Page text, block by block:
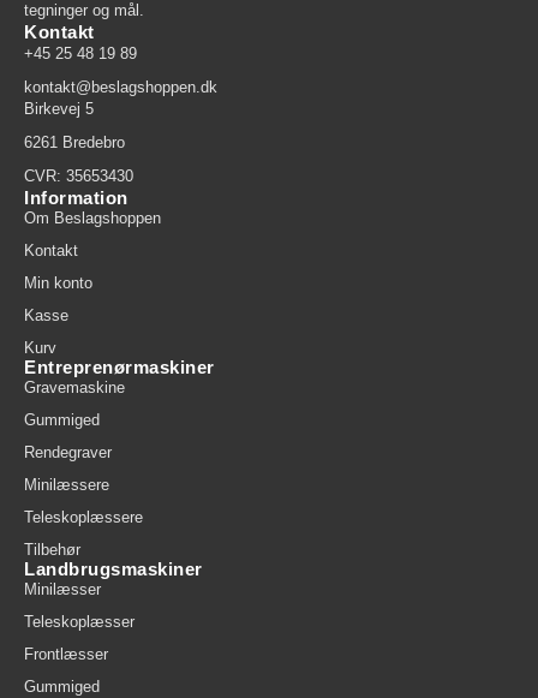
tegninger og mål.
Kontakt
+45 25 48 19 89
kontakt@beslagshoppen.dk
Birkevej 5
6261 Bredebro
CVR: 35653430
Information
Om Beslagshoppen
Kontakt
Min konto
Kasse
Kurv
Entreprenørmaskiner
Gravemaskine
Gummiged
Rendegraver
Minilæssere
Teleskoplæssere
Tilbehør
Landbrugsmaskiner
Minilæsser
Teleskoplæsser
Frontlæsser
Gummiged